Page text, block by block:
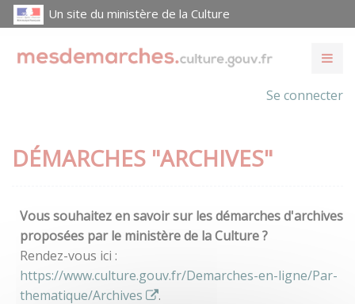
Un site du ministère de la Culture
Se connecter
DÉMARCHES "ARCHIVES"
Vous souhaitez en savoir sur les démarches d'archives
proposées par le ministère de la Culture ?
Rendez-vous ici :
https://www.culture.gouv.fr/Demarches-en-ligne/Par-
thematique/Archives
.